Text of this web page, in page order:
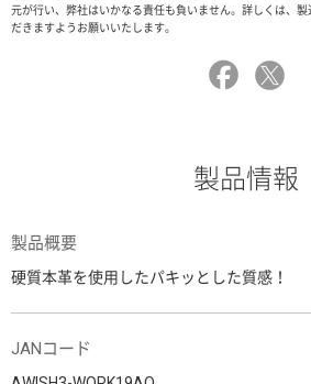
元が行い、弊社はいかなる責任も負いません。詳しくは、
だきますようお願いいたします。
製品情報
製品概要
硬質本革を使用したパキッとした質感！
JANコード